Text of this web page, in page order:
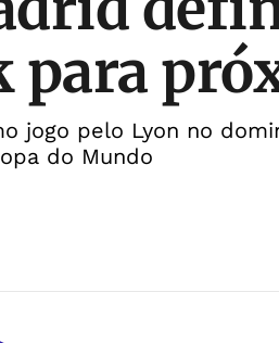
para
jogo pelo Lyon no
do Mundo